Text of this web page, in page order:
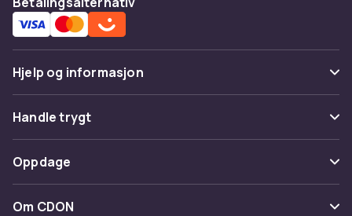
Hjelp og informasjon
Vanlige spørsmål
Spor pakke
Angre & returner her
Kontakt oss
Handle trygt
Betaling
Levering
Oppdage
Kategorier
Om CDON